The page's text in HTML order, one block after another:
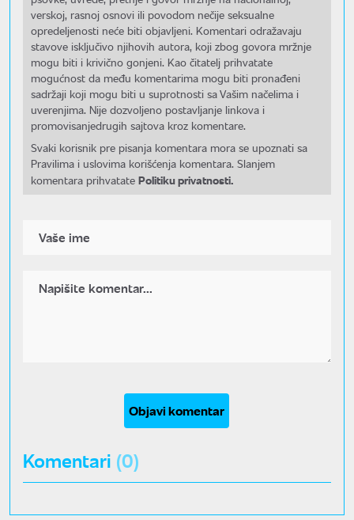
verskoj, rasnoj osnovi ili povodom nečije seksualne
opredeljenosti neće biti objavljeni. Komentari odražavaju
stavove isključivo njihovih autora, koji zbog govora mržnje
mogu biti i krivično gonjeni. Kao čitatelj prihvatate
mogućnost da među komentarima mogu biti pronađeni
sadržaji koji mogu biti u suprotnosti sa Vašim načelima i
uverenjima. Nije dozvoljeno postavljanje linkova i
promovisanjedrugih sajtova kroz komentare.
Svaki korisnik pre pisanja komentara mora se upoznati sa
Pravilima i uslovima korišćenja komentara. Slanjem
komentara prihvatate Politiku privatnosti.
Objavi komentar
Komentari (0)